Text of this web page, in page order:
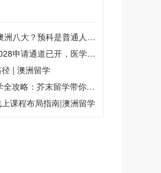
普通人弯道超车的机会 | 澳洲留学
语门槛抬高，工程类暂停招生 | 芥末留学
| 澳洲留学
带你抢占全球科技人才红利|澳洲留学
课程布局指南|澳洲留学